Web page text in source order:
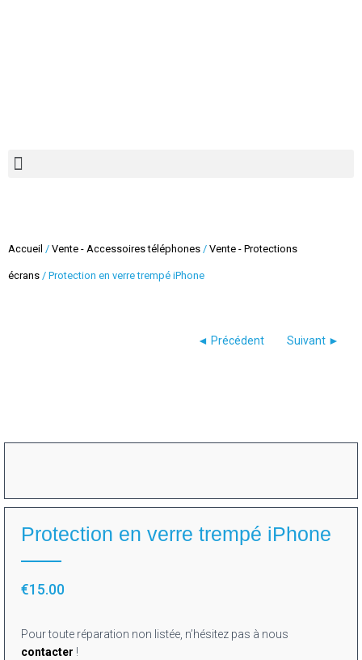
Accueil / Vente - Accessoires téléphones / Vente - Protections
écrans / Protection en verre trempé iPhone
Protection en verre trempé iPhone
€15.00
Pour toute réparation non listée, n’hésitez pas à nous
contacter !